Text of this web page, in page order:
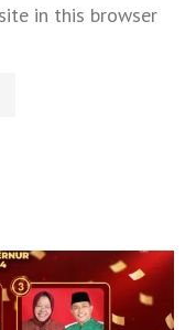
in this browser